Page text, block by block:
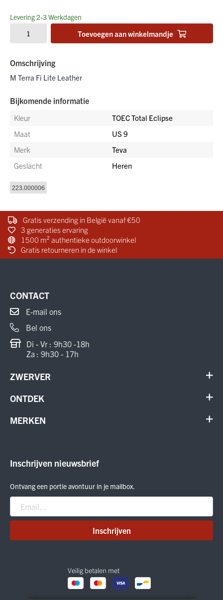
Levering 2-3 Werkdagen
Toevoegen aan winkelmandje
Omschrijving
M Terra Fi Lite Leather
Bijkomende informatie
Kleur
TOEC Total Eclipse
Maat
US 9
Merk
Teva
Geslacht
Heren
223.000006
Gratis verzending in België vanaf €50
3 generaties ervaring
1500 m² authentieke outdoorwinkel
Gratis retourneren in de winkel
ZWERVER
Contact
Annuleer order
ONTDEK
Schoenen
MERKEN
Smartwool
Nitro
Peak Performance
Patagonia
CONTACT
E-mail ons
Bel ons
Di - Vr : 9h30 -18h
Za : 9h30 - 17h
Veilig betalen met
Inschrijven nieuwsbrief
Ontvang een portie avontuur in je mailbox.
Inschrijven